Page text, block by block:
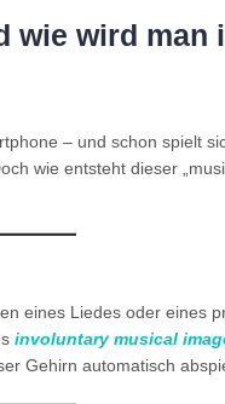
wie wird man
– und schon spielt
wie entsteht dieser
eines Liedes oder eines
involuntary musical
Gehirn automatisch